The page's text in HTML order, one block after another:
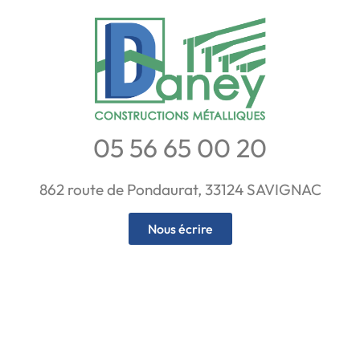
05 56 65 00 20
862 route de Pondaurat, 33124 SAVIGNAC
Nous écrire